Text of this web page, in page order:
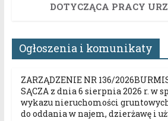
DOTYCZĄCA PRACY
Ogłoszenia i komunikaty
ZARZĄDZENIE NR 136/
SĄCZA z dnia 6 sierpnia 2026 r. w
wykazu nieruchomości
do oddania w najem, dzierżawę i